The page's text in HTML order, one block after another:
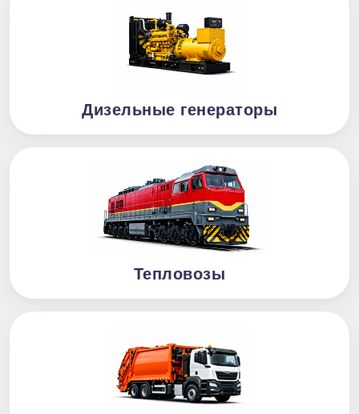
Дизельные генераторы
Тепловозы